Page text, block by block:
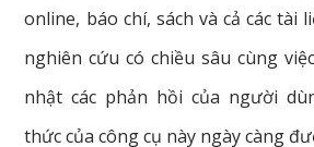
online, báo chí, sách và cả các tài
nghiên cứu có chiều sâu cùng
nhật các phản hồi của người
thức của công cụ này ngày càng